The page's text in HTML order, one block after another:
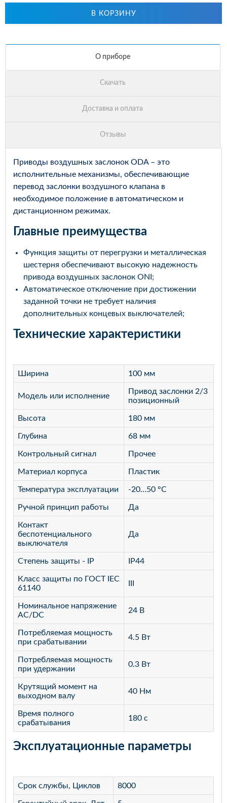
В КОРЗИНУ
Приводы воздушных заслонок ODA – это
исполнительные механизмы, обеспечивающие
перевод заслонки воздушного клапана в
необходимое положение в автоматическом и
дистанционном режимах.
Главные преимущества
Функция защиты от перегрузки и металлическая
шестерня обеспечивают высокую надежность
привода воздушных заслонок ONI;
Автоматическое отключение при достижении
заданной точки не требует наличия
дополнительных концевых выключателей;
Технические характеристики
Ширина 100 мм
Модель или исполнение
Привод заслонки 2/3
позиционный
Высота 180 мм
Глубина 68 мм
Контрольный сигнал Прочее
Материал корпуса Пластик
Температура эксплуатации -20…50 °C
Ручной принцип работы Да
Контакт
беспотенциального
выключателя
Да
Степень защиты - IP IP44
Класс защиты по ГОСТ IEC
61140
Номинальное напряжение
AC/DC
24 В
Потребляемая мощность
при срабатывании
4.5 Вт
Потребляемая мощность
при удержании
0.3 Вт
Крутящий момент на
выходном валу
40 Нм
Время полного
срабатывания
180 c
Эксплуатационные параметры
Срок службы, Циклов 8000